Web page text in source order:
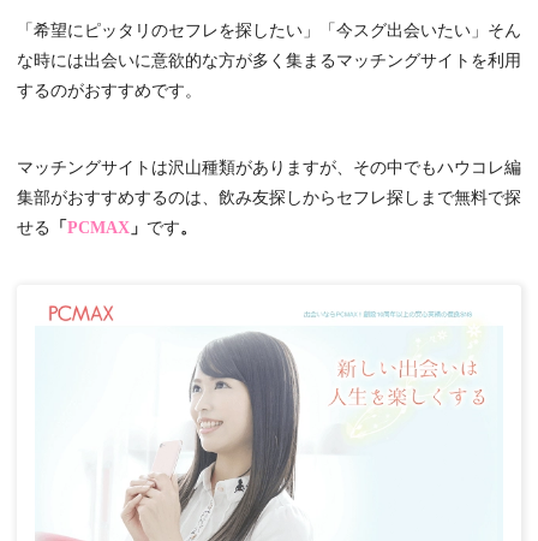
「希望にピッタリのセフレを探したい」「今スグ出会いたい」そん
な時には出会いに意欲的な方が多く集まるマッチングサイトを利用
するのがおすすめです。
マッチングサイトは沢山種類がありますが、その中でもハウコレ編
集部がおすすめするのは、飲み友探しからセフレ探しまで無料で探
せる
「 PCMAX 」 です。